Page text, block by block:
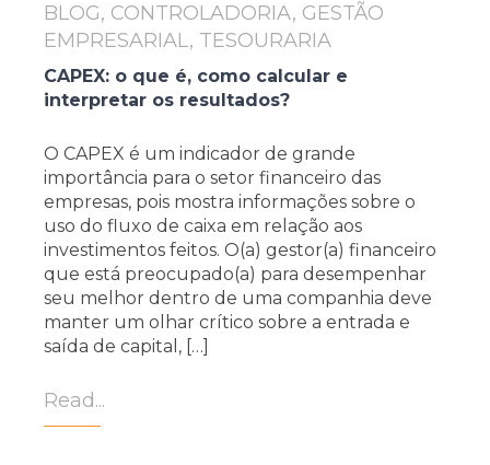
BLOG, CONTROLADORIA, GESTÃO
EMPRESARIAL, TESOURARIA
CAPEX: o que é, como calcular e
interpretar os resultados?
O CAPEX é um indicador de grande
importância para o setor financeiro das
empresas, pois mostra informações sobre o
uso do fluxo de caixa em relação aos
investimentos feitos. O(a) gestor(a) financeiro
que está preocupado(a) para desempenhar
seu melhor dentro de uma companhia deve
manter um olhar crítico sobre a entrada e
saída de capital, […]
Read...